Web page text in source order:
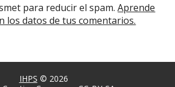
para reducir el spam.Aprende
los datos de tus comentarios.
IHPS © 2026